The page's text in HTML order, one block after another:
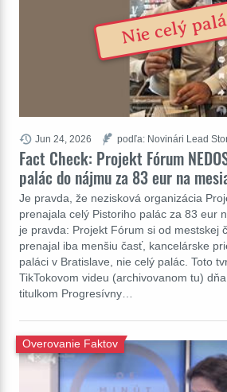
Fact Check: Projekt Fórum
palác do nájmu za 83 eur na
Je pravda, že nezisková organizácia
prenajala celý Pistoriho palác za 83 eur
je pravda: Projekt Fórum si od mestskej
prenajal iba menšiu časť, kancelárske
paláci v Bratislave, nie celý palác. Toto
TikTokovom videu (archivovanom tu)
titulkom Progresívny…
Jun 24, 2026 podľa: Novinári Lead
Nie celý
Overovanie Faktov